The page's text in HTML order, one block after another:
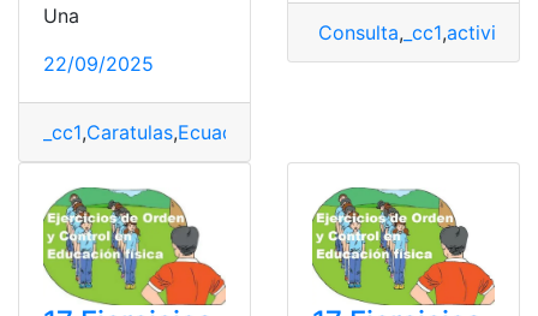
Una
22/09/2025
_cc1,Caratulas,Ecuador.
Consulta, _cc1,actividad